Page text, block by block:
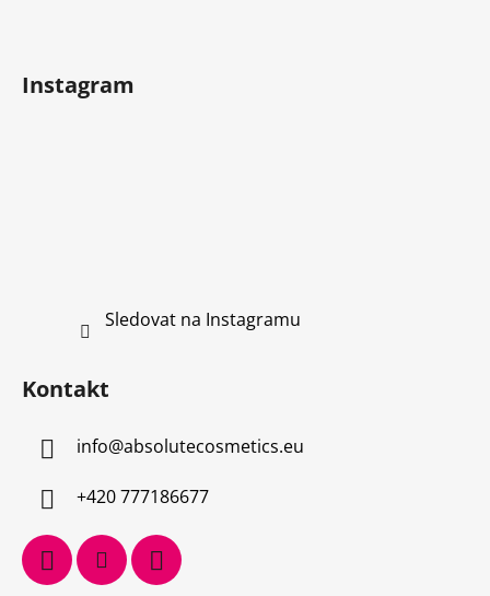
Instagram
Sledovat na Instagramu
Kontakt
info@absolutecosmetics.eu
+420 777186677